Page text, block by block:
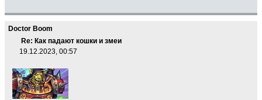
Doctor Boom
Re: Как падают кошки и змеи
19.12.2023, 00:57